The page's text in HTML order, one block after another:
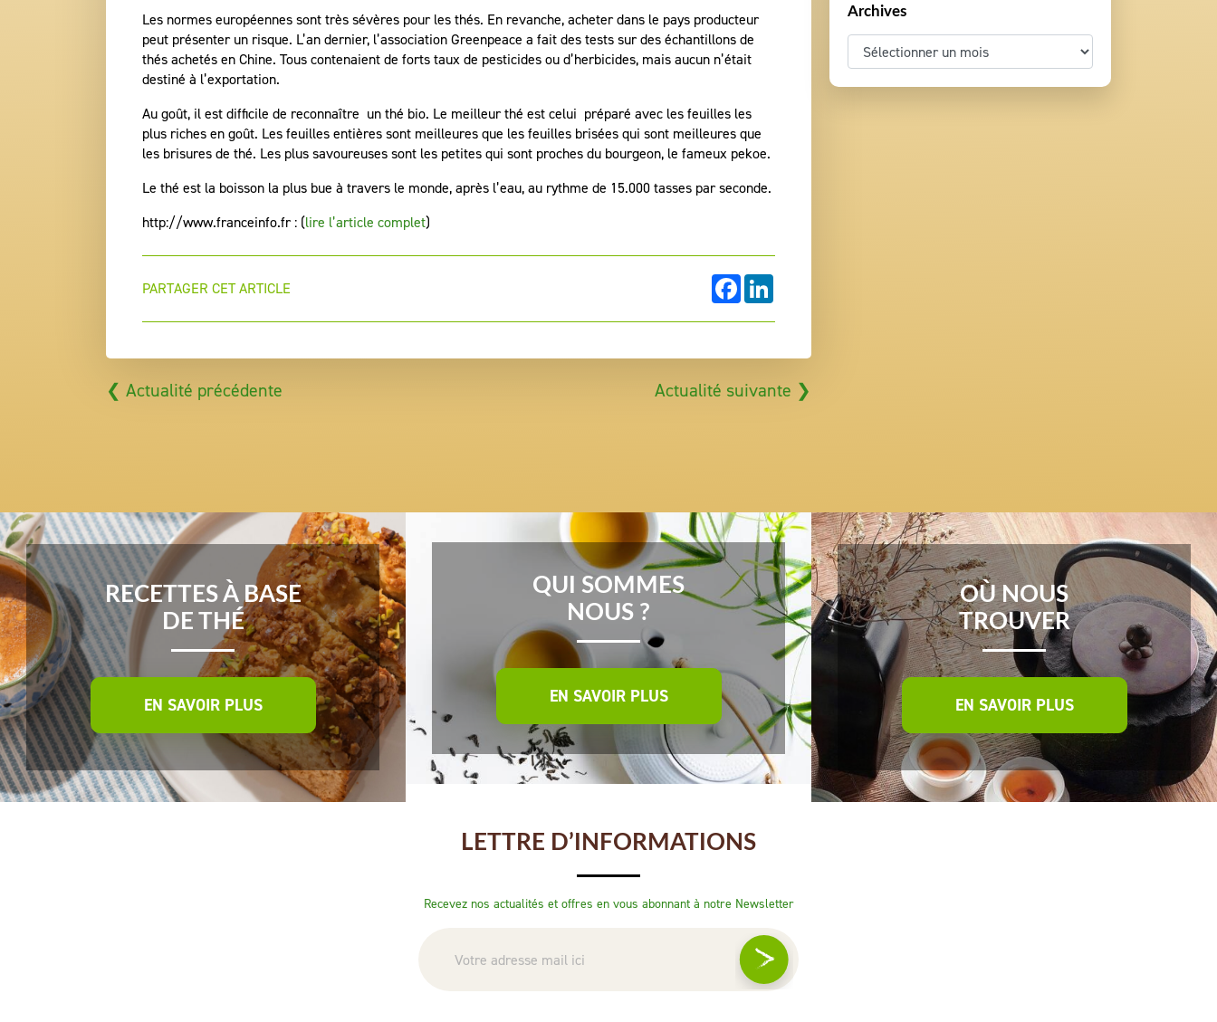
Les normes européennes sont très sévères pour les thés. En revanche, acheter dans le pays producteur
peut présenter un risque. L’an dernier, l’association Greenpeace a fait des tests sur des échantillons de
thés achetés en Chine. Tous contenaient de forts taux de pesticides ou d’herbicides, mais aucun n’était
destiné à l’exportation.
Au goût, il est difficile de reconnaître un thé bio. Le meilleur thé est celui préparé avec les feuilles les
plus riches en goût. Les feuilles entières sont meilleures que les feuilles brisées qui sont meilleures que
les brisures de thé. Les plus savoureuses sont les petites qui sont proches du bourgeon, le fameux pekoe.
Le thé est la boisson la plus bue à travers le monde, après l’eau, au rythme de 15.000 tasses par seconde.
http://www.franceinfo.fr : (lire l’article complet)
PARTAGER CET ARTICLE FACEBOOK
LINKEDIN
❮ Actualité précédente Actualité suivante ❯
Archives
RECETTES À BASE
DE THÉ
EN SAVOIR PLUS
QUI SOMMES
NOUS ?
EN SAVOIR PLUS
OÙ NOUS
TROUVER
EN SAVOIR PLUS
LETTRE D’INFORMATIONS
Recevez nos actualités et offres en vous abonnant à notre Newsletter